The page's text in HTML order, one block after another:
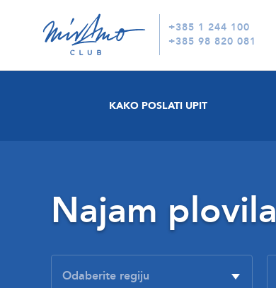
+385 1 244 100
+385 98 820 081
KAKO POSLATI UPIT
Najam plovila